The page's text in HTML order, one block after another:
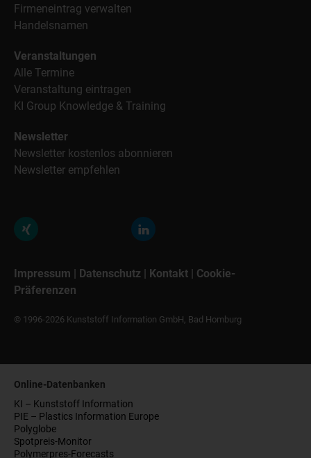
Firmeneintrag verwalten
Handelsnamen
Veranstaltungen
Alle Termine
Veranstaltung eintragen
KI Group Knowledge & Training
Newsletter
Newsletter kostenlos abonnieren
Newsletter empfehlen
Impressum | Datenschutz | Kontakt | Cookie-
Präferenzen
© 1996-2026 Kunststoff Information GmbH, Bad Homburg
Online-Datenbanken
KI – Kunststoff Information
PIE – Plastics Information Europe
Polyglobe
Spotpreis-Monitor
Polymerpres-Forecasts